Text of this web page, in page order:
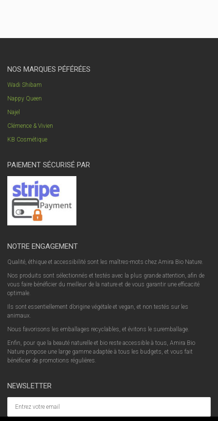
NOS MARQUES PÉFÉRÉES
Wadi Shibam
Nappy Queen
Najel
Clémence & Vivien
KB Cosmétique
PAIEMENT SÉCURISÉ PAR
NOTRE ENGAGEMENT
Qualité, éthique et accessibilité sont les maîtres-mots chez Amira Bio Nature.
Nos produits sont sélectionnés et testés avec la plus grande attention, afin de
vous faire bénéficier du meilleur de la nature et de vous garantir une efficacité
optimale.
Ils sont essentiellement d’origine végétale et vegan, et non testés sur les
animaux.
Nous favorisons les emballages recyclables, et évitons le suremballage.
Enfin, pour que la beauté naturelle et bio reste accessible à tous, Amira Bio
Nature propose une large gamme adaptée à tous les budgets, et vous fait
bénéficier de promotions régulières.
NEWSLETTER